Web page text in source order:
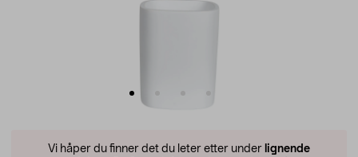
Vi håper du finner det du leter etter under lignende